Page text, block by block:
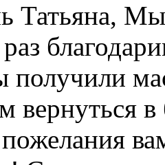
Татьяна, Мы
вернуться